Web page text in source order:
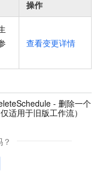
操作
查看变更详情
- 删除一个
适用于旧版工作流）